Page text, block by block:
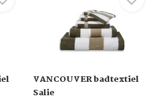
VANCOUVER badtextiel
Salie